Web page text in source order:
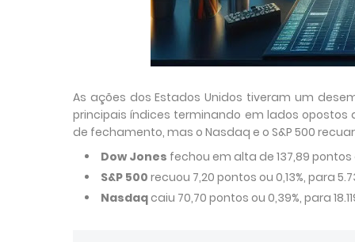
As ações dos Estados Unidos tiveram um
principais índices terminando em lados opostos
de fechamento, mas o Nasdaq e o S&P 500
Dow Jones fechou em alta de 137,89 pontos
S&P 500 recuou 7,20 pontos ou 0,13%, para
Nasdaqcaiu 70,70 pontos ou 0,39%, para